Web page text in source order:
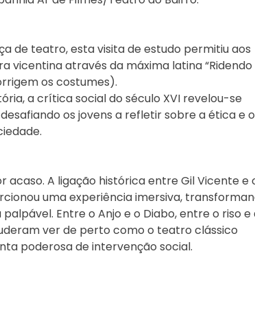
de teatro, esta visita de estudo permitiu aos
vicentina através da máxima latina “Ridendo
os costumes).
a crítica social do século XVI revelou-se
os jovens a refletir sobre a ética e
acaso. A ligação histórica entre Gil Vicente e
uma experiência imersiva,
Entre o Anjo e o Diabo, entre o riso e
ver de perto como o teatro clássico
poderosa de intervenção social.